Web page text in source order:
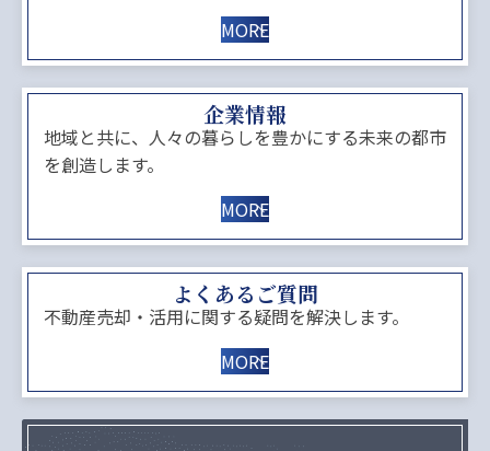
MORE
企業情報
地域と共に、人々の暮らしを豊かにする未来の都市
を創造します。
MORE
よくあるご質問
不動産売却・活用に関する疑問を解決します。
MORE